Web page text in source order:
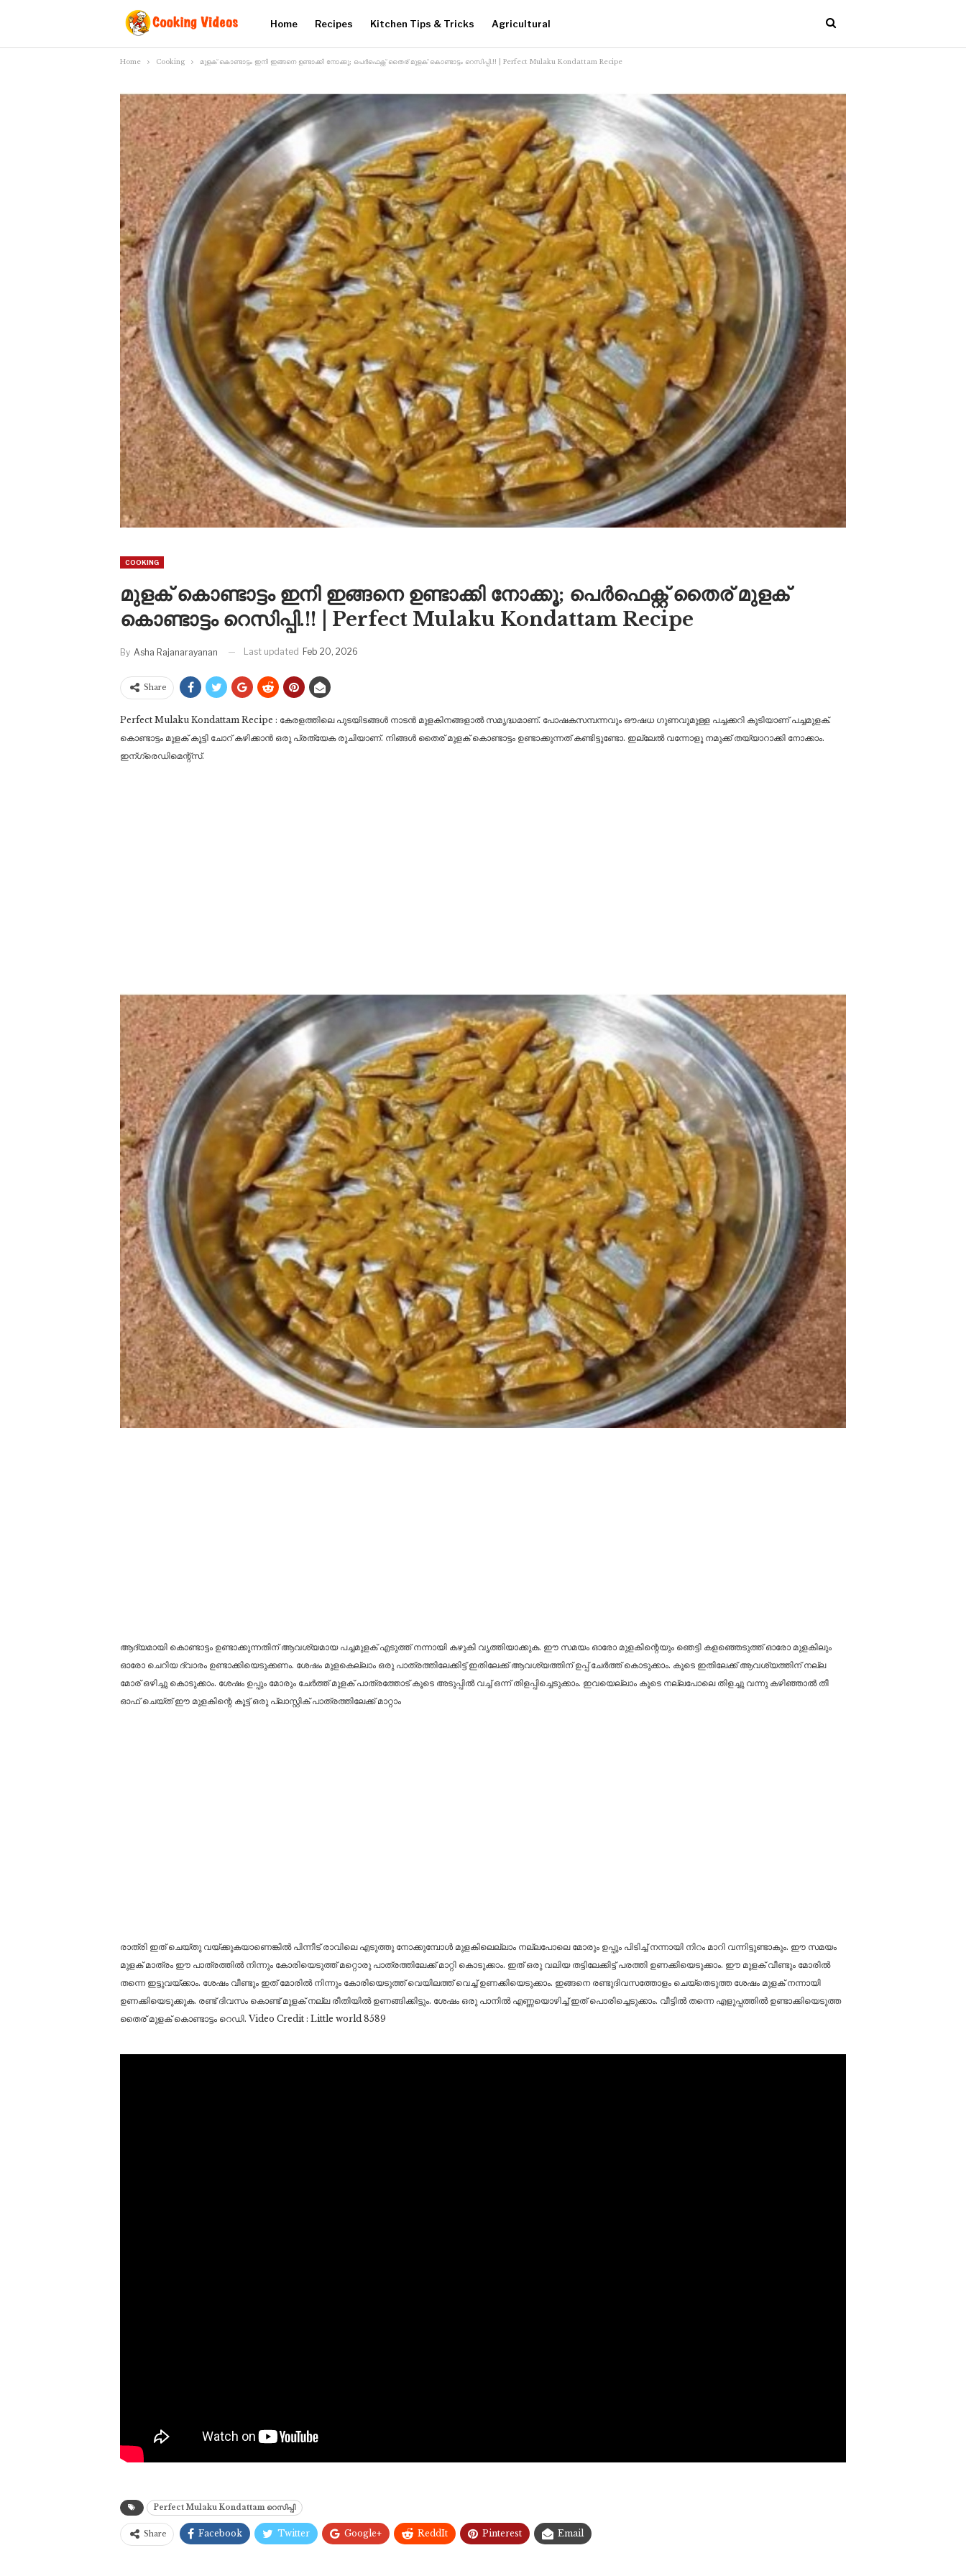
Home Recipes Kitchen Tips & Tricks Agricultural
Home Cooking മുളക് കൊണ്ടാട്ടം ഇനി ഇങ്ങനെ ഉണ്ടാക്കി നോക്കൂ; പെർഫെക്റ്റ് തൈര് മുളക് കൊണ്ടാട്ടം റെസിപ്പി.!! | Perfect Mulaku Kondattam Recipe
COOKING
മുളക് കൊണ്ടാട്ടം ഇനി ഇങ്ങനെ ഉണ്ടാക്കി നോക്കൂ; പെർഫെക്റ്റ് തൈര് മുളക്
കൊണ്ടാട്ടം റെസിപ്പി.!! | Perfect Mulaku Kondattam Recipe
By Asha Rajanarayanan Last updated Feb 20, 2026
Share
Perfect Mulaku Kondattam Recipe : കേരളത്തിലെ പുടയിടങ്ങൾ നാടൻ മുളകിനങ്ങളാൽ സമൃദ്ധമാണ്. പോഷകസമ്പന്നവും ഔഷധ ഗുണവുമുള്ള പച്ചക്കറി കൂടിയാണ് പച്ചമുളക്.
കൊണ്ടാട്ടം മുളക് കൂട്ടി ചോറ് കഴിക്കാൻ ഒരു പ്രത്യേക രുചിയാണ്. നിങ്ങൾ തൈര് മുളക് കൊണ്ടാട്ടം ഉണ്ടാക്കുന്നത് കണ്ടിട്ടുണ്ടോ. ഇല്ലേൽ വന്നോളൂ നമുക്ക് തയ്യാറാക്കി നോക്കാം.
ഇന്ഗ്രെഡി‌മെന്റ്സ്.
ആദ്യമായി കൊണ്ടാട്ടം ഉണ്ടാക്കുന്നതിന് ആവശ്യമായ പച്ചമുളക് എടുത്ത് നന്നായി കഴുകി വൃത്തിയാക്കുക. ഈ സമയം ഓരോ മുളകിന്റെയും ഞെട്ടി കളഞ്ഞെടുത്ത് ഓരോ മുളകിലും
ഓരോ ചെറിയ ദ്വാരം ഉണ്ടാക്കിയെടുക്കണം. ശേഷം മുളകെല്ലാം ഒരു പാത്രത്തിലേക്കിട്ട് ഇതിലേക്ക് ആവശ്യത്തിന് ഉപ്പ് ചേർത്ത് കൊടുക്കാം. കൂടെ ഇതിലേക്ക് ആവശ്യത്തിന് നല്ല
മോര് ഒഴിച്ചു കൊടുക്കാം. ശേഷം ഉപ്പും മോരും ചേർത്ത് മുളക് പാത്രത്തോട് കൂടെ അടുപ്പിൽ വച്ച് ഒന്ന് തിളപ്പിച്ചെടുക്കാം. ഇവയെല്ലാം കൂടെ നല്ലപോലെ തിളച്ചു വന്നു കഴിഞ്ഞാൽ തീ
ഓഫ് ചെയ്ത് ഈ മുളകിന്റെ കൂട്ട് ഒരു പ്ലാസ്റ്റിക് പാത്രത്തിലേക്ക് മാറ്റാം
രാത്രി ഇത് ചെയ്തു വയ്ക്കുകയാണെങ്കിൽ പിന്നീട് രാവിലെ എടുത്തു നോക്കുമ്പോൾ മുളകിലെല്ലാം നല്ലപോലെ മോരും ഉപ്പും പിടിച്ച് നന്നായി നിറം മാറി വന്നിട്ടുണ്ടാകും. ഈ സമയം
മുളക് മാത്രം ഈ പാത്രത്തിൽ നിന്നും കോരിയെടുത്ത് മറ്റൊരു പാത്രത്തിലേക്ക് മാറ്റി കൊടുക്കാം. ഇത് ഒരു വലിയ തട്ടിലേക്കിട്ട് പരത്തി ഉണക്കിയെടുക്കാം. ഈ മുളക് വീണ്ടും മോരിൽ
തന്നെ ഇട്ടുവയ്ക്കാം. ശേഷം വീണ്ടും ഇത് മോരിൽ നിന്നും കോരിയെടുത്ത് വെയിലത്ത് വെച്ച് ഉണക്കിയെടുക്കാം. ഇങ്ങനെ രണ്ടുദിവസത്തോളം ചെയ്തെടുത്ത ശേഷം മുളക് നന്നായി
ഉണക്കിയെടുക്കുക. രണ്ട് ദിവസം കൊണ്ട് മുളക് നല്ല രീതിയിൽ ഉണങ്ങിക്കിട്ടും. ശേഷം ഒരു പാനിൽ എണ്ണയൊഴിച്ച് ഇത് പൊരിച്ചെടുക്കാം. വീട്ടിൽ തന്നെ എളുപ്പത്തിൽ ഉണ്ടാക്കിയെടുത്ത
തൈര് മുളക് കൊണ്ടാട്ടം റെഡി. Video Credit : Little world 8589
Perfect Mulaku Kondattam റെസിപ്പി
Share Facebook Twitter Google+ ReddIt Pinterest Email